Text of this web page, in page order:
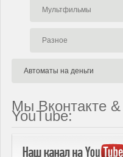
Мультфильмы
Разное
Автоматы на деньги
Мы Вконтакте &
YouTube: